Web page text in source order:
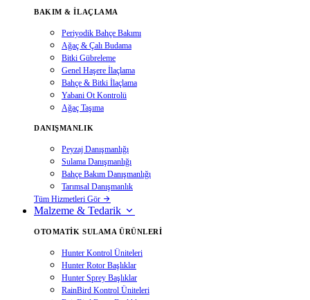
BAKIM & İLAÇLAMA
Periyodik Bahçe Bakımı
Ağaç & Çalı Budama
Bitki Gübreleme
Genel Haşere İlaçlama
Bahçe & Bitki İlaçlama
Yabani Ot Kontrolü
Ağaç Taşıma
DANIŞMANLIK
Peyzaj Danışmanlığı
Sulama Danışmanlığı
Bahçe Bakım Danışmanlığı
Tarımsal Danışmanlık
Tüm Hizmetleri Gör
Malzeme & Tedarik
OTOMATIK SULAMA ÜRÜNLERI
Hunter Kontrol Üniteleri
Hunter Rotor Başlıklar
Hunter Sprey Başlıklar
RainBird Kontrol Üniteleri